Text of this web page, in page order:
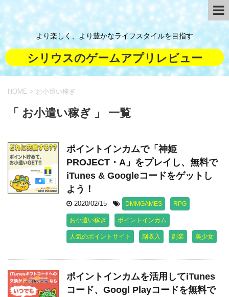
より楽しく、より豊かなライフスタイルを目指す
シリウスのゲームアプリレビュー
HOME > お小遣い稼ぎ
「 お小遣い稼ぎ 」 一覧
ポイントインカムで「神姫
PROJECT・A」をプレイし、無料で
iTunes & Googleコードをゲットし
よう！
2020/02/15 DMMGAMES RPG
お小遣い稼ぎ ポイントインカム
人気のポイントサイト 副収入 副業 美少女
ポイントインカムを活用してiTunes
コード、Googl Playコードを無料で